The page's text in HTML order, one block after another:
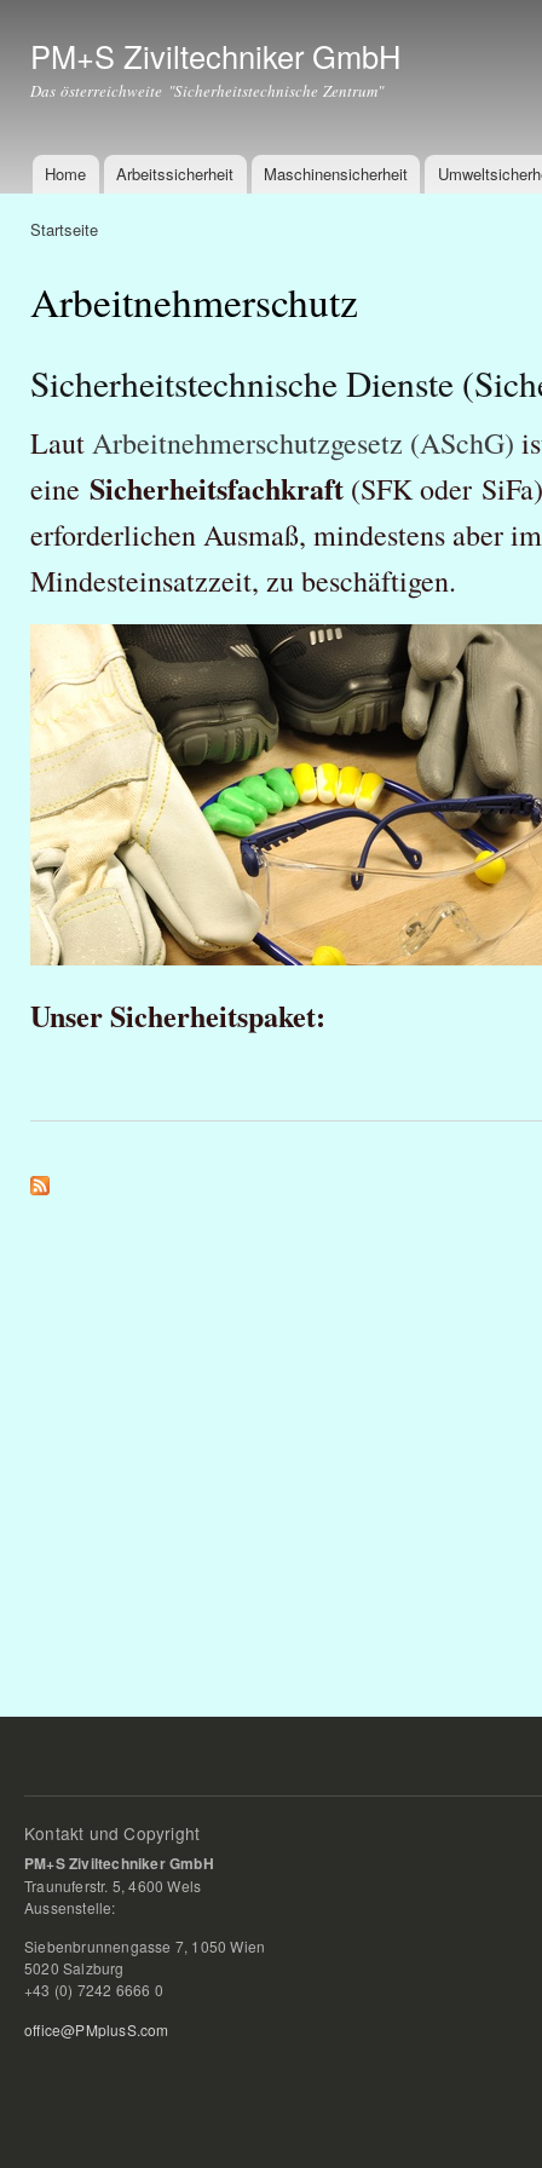
PM+S Ziviltechniker GmbH
Das österreichweite "Sicherheitstechnische Zentrum"
Hauptmenü
Home Arbeitssicherheit Maschinensicherheit
Startseite
Arbeitnehmerschutz
Sicherheitstechnische Dienste
LautArbeitnehmerschutzgesetz (ASchG)
eine Sicherheitsfachkraft (SFK oder
erforderlichen Ausmaß, mindestens aber
Mindesteinsatzzeit, zu beschäftigen.
Unser Sicherheitspaket:
Kontakt und Copyright
PM+S Ziviltechniker GmbH
Traunuferstr. 5, 4600 Wels
Aussenstelle:
Siebenbrunnengasse 7, 1050 Wien
5020 Salzburg
+43 (0) 7242 6666 0
office@PMplusS.com